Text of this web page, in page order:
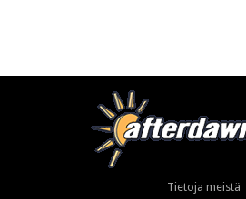
Tietoja meistä